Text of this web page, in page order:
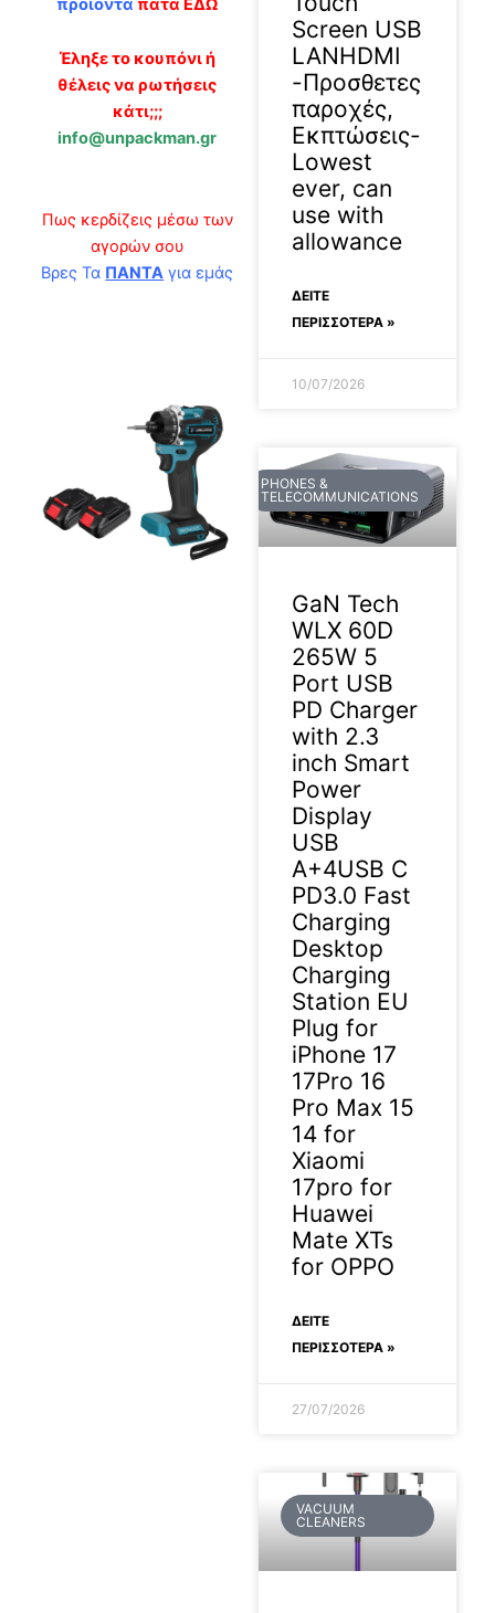
προϊόντα πάτα ΕΔΩ
Έληξε το κουπόνι ή
θέλεις να ρωτήσεις
κάτι;;;
info@unpackman.gr
Πως κερδίζεις μέσω των
αγορών σου
Βρες Τα ΠΑΝΤΑ για εμάς
Screen USB
LANHDMI
-Προσθετες
παροχές,
Εκπτώσεις-
Lowest
ever, can
use with
allowance
ΔΕΊΤΕ
ΠΕΡΙΣΣΟΤΕΡΑ »
10/07/2026
PHONES &
TELECOMMUNICATIONS
GaN Tech
WLX 60D
265W 5
Port USB
PD Charger
with 2.3
inch Smart
Power
Display
USB
A+4USB C
PD3.0 Fast
Charging
Desktop
Charging
Station EU
Plug for
iPhone 17
17Pro 16
Pro Max 15
14 for
Xiaomi
17pro for
Huawei
Mate XTs
for OPPO
ΔΕΊΤΕ
ΠΕΡΙΣΣΟΤΕΡΑ »
27/07/2026
VACUUM
CLEANERS